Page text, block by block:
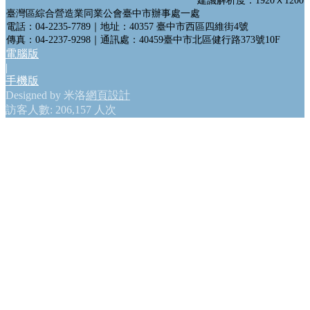
政府機構連結
GO
臺灣區綜合營造業同業公會臺中市辦事處一處
電話：04-2235-7789｜地址：40357 臺中市西區四維街4號
傳真：04-2237-9298｜通訊處：40459臺中市北區健行路373號10F
電腦版
|
手機版
Designed by 米洛網頁設計
訪客人數: 206,157 人次